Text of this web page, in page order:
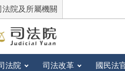
法院及所屬機關
法院 司法改革 國民法